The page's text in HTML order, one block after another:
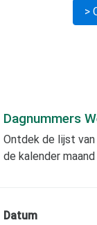
>
Dagnummers
Ontdek de lijst
de kalender maand
Datum